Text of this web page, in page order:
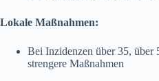
Lokale Maßnahmen:
Bei Inzidenzen über 35, über
strengere Maßnahmen